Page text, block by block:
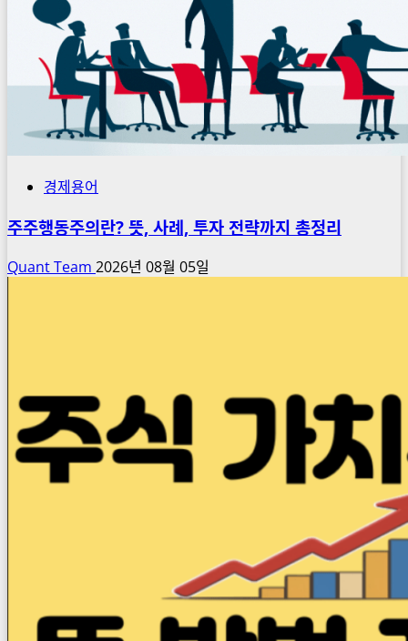
경제용어
주주행동주의란? 뜻, 사례, 투자 전략까지 총정리
Quant Team 2026년 08월 05일